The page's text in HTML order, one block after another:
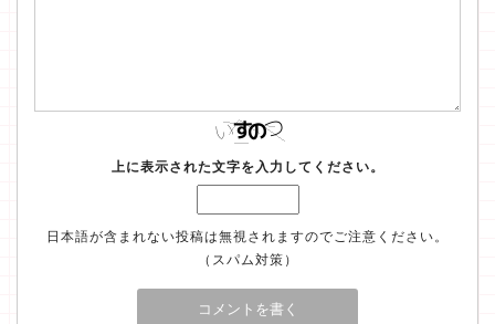
上に表示された文字を入力してください。
日本語が含まれない投稿は無視されますのでご注意ください。
（スパム対策）